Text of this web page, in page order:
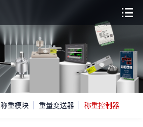
称重模块 重量变送器 称重控制器